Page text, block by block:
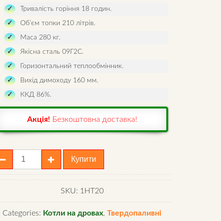
Тривалість горіння 18 годин.
Об’єм топки 210 літрів.
Маса 280 кг.
Якісна сталь 09Г2С.
Горизонтальний теплообмінник.
Вихід димоходу 160 мм.
ККД 86%.
Акція! Безкоштовна доставка!
Купити
SKU: 1HT20
Categories: Котли на дровах,Твердопаливні